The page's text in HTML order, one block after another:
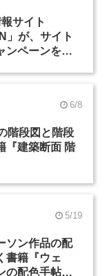
サイト
」が、サイト
ンペーンを実
6/8
階段図と階段
『建築断面 階
5/19
ソン作品の配
書籍『ウェ
の配色手帖』